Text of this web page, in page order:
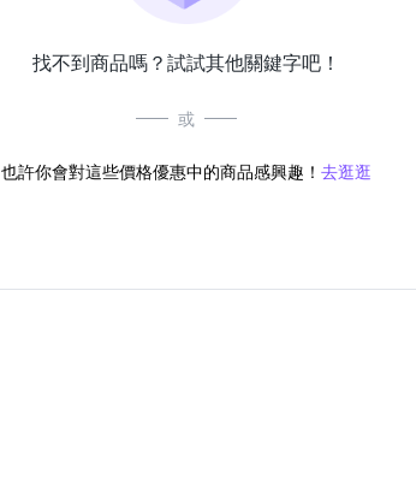
找不到商品嗎？試試其他關鍵字吧！
或
也許你會對這些價格優惠中的商品感興趣！ 去逛逛